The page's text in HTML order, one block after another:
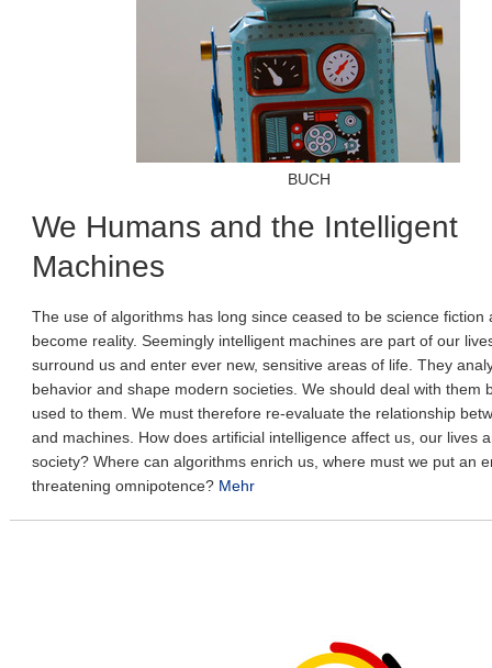
BUCH
We Humans and the Intelligent
Machines
The use of algorithms has long since ceased to be science fiction
become reality. Seemingly intelligent machines are part of our
surround us and enter ever new, sensitive areas of life. They
behavior and shape modern societies. We should deal with them
used to them. We must therefore re-evaluate the relationship
and machines. How does artificial intelligence affect us, our lives
society? Where can algorithms enrich us, where must we put an
threatening omnipotence? Mehr